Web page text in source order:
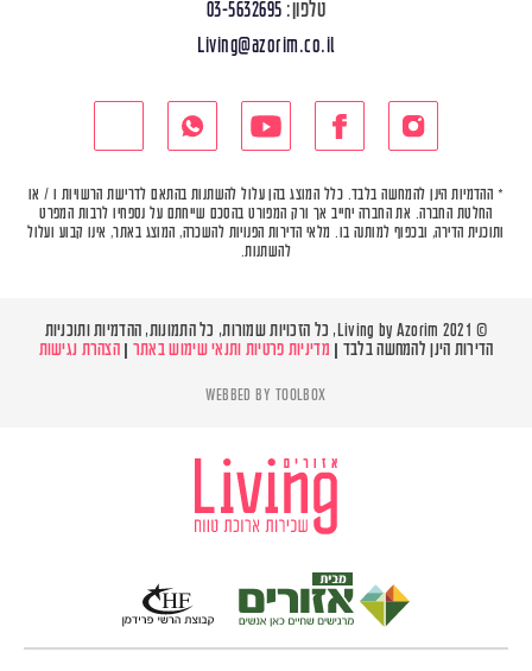
טלפון: 03-5632695
Living@azorim.co.il
* ההדמיות הינן להמחשה בלבד. כלל המוצג בהן עלול להשתנות בהתאם לדרישת הרשויות ו / או
החלטת החברה. את החברה יחייב אך ורק המפורט בהסכם שייחתם על נספחיו לרבות המפרט
ותוכנית הדירה, ובכפוף למותנה בו. מלאי הדירות הפנויות להשכרה, המוצג באתר, אינו קבוע ועלול
להשתנות.
© Living by Azorim 2021, כל הזכויות שמורות, כל התמונות, ההדמיות ותוכניות
הדירות הינן להמחשה בלבד |
מדיניות פרטיות ותנאי שימוש באתר הצהרת נגישות
WEBBED BY TOOLBOX